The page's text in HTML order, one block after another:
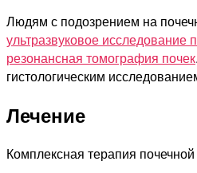
Людям с подозрением на
ультразвуковое исследование
резонансная томография почек
гистологическим
Лечение
Комплексная терапия